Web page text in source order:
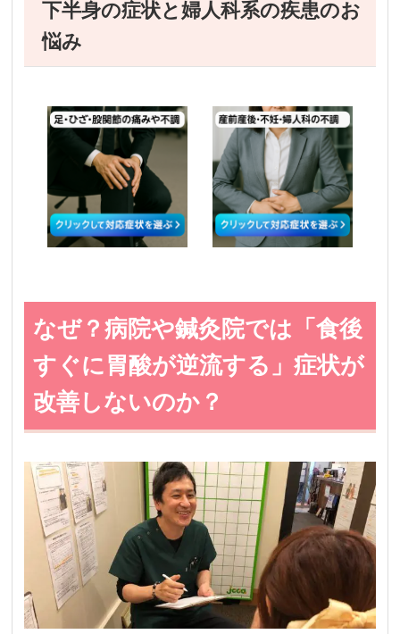
下半身の症状と婦人科系の疾患のお
悩み
なぜ？病院や鍼灸院では「食後
すぐに胃酸が逆流する」症状が
改善しないのか？